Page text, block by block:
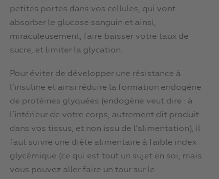
petites portes dans vos cellules, qui vont
absorber le glucose sanguin et ainsi,
miraculeusement, faire baisser votre taux de
sucre, et limiter la glycation.
Pour éviter de développer une résistance à
l’insuline et ainsi réduire la formation endogène
de protéines glyquées (endogène veut dire : à
l’intérieur de votre corps, autrement dit produit
dans vos tissus, et non issu de l’alimentation), il
faut suivre une diète alimentaire à faible index
glycémique (ce qui est tout un sujet en soi, mais
vous pouvez aller faire un tour sur le